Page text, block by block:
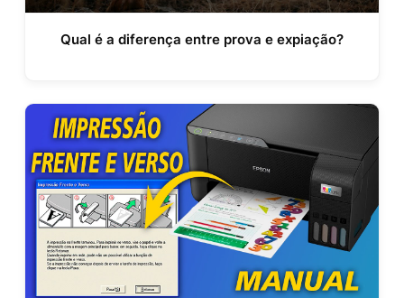
Qual é a diferença entre prova e expiação?